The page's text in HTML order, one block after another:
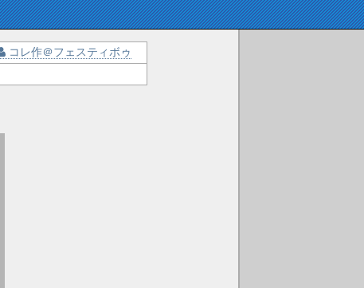
コレ作＠フェスティボゥ